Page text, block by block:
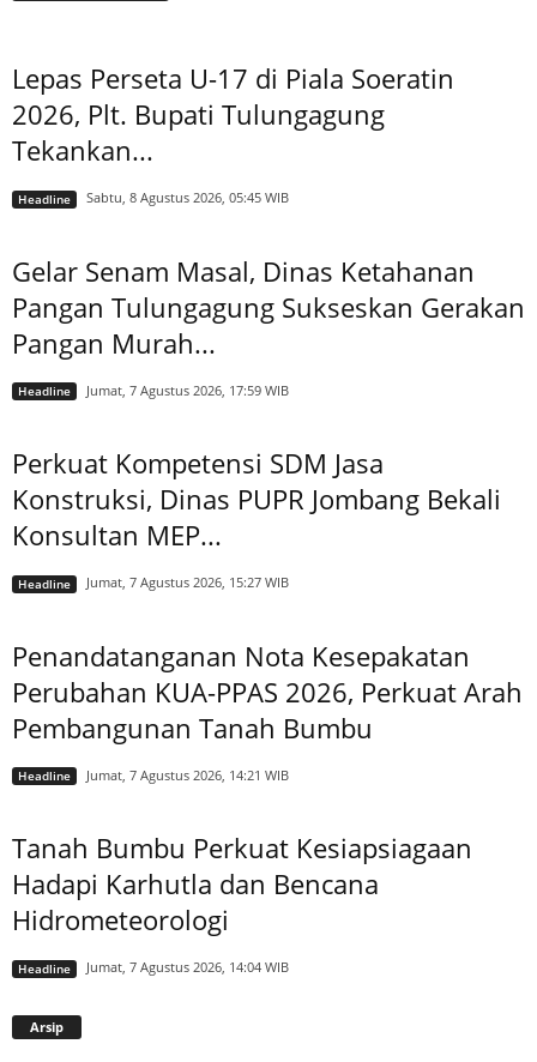
Lepas Perseta U-17 di Piala Soeratin
2026, Plt. Bupati Tulungagung
Tekankan...
Headline Sabtu, 8 Agustus 2026, 05:45 WIB
Gelar Senam Masal, Dinas Ketahanan
Pangan Tulungagung Sukseskan Gerakan
Pangan Murah...
Headline Jumat, 7 Agustus 2026, 17:59 WIB
Perkuat Kompetensi SDM Jasa
Konstruksi, Dinas PUPR Jombang Bekali
Konsultan MEP...
Headline Jumat, 7 Agustus 2026, 15:27 WIB
Penandatanganan Nota Kesepakatan
Perubahan KUA-PPAS 2026, Perkuat Arah
Pembangunan Tanah Bumbu
Headline Jumat, 7 Agustus 2026, 14:21 WIB
Tanah Bumbu Perkuat Kesiapsiagaan
Hadapi Karhutla dan Bencana
Hidrometeorologi
Headline Jumat, 7 Agustus 2026, 14:04 WIB
Arsip